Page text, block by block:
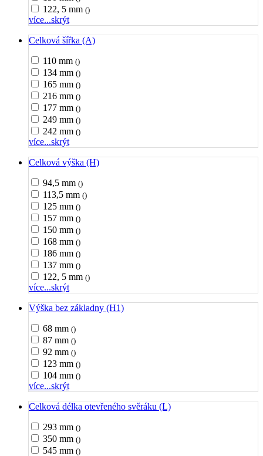
122, 5 mm ()
více...skrýt
Celková šířka (A)
110 mm ()
134 mm ()
165 mm ()
216 mm ()
177 mm ()
249 mm ()
242 mm ()
více...skrýt
Celková výška (H)
94,5 mm ()
113,5 mm ()
125 mm ()
157 mm ()
150 mm ()
168 mm ()
186 mm ()
137 mm ()
122, 5 mm ()
více...skrýt
Výška bez základny (H1)
68 mm ()
87 mm ()
92 mm ()
123 mm ()
104 mm ()
více...skrýt
Celková délka otevřeného svěráku (L)
293 mm ()
350 mm ()
545 mm ()